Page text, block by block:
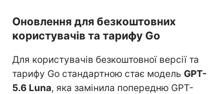
Оновлення для безкоштовних
користувачів та тарифу Go
Для користувачів безкоштовної версії та
тарифу Go стандартною стає модель GPT-
5.6 Luna, яка замінила попередню GPT-